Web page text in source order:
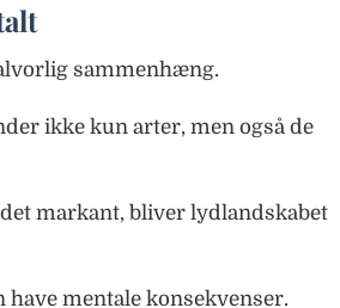
sammenhæng.
ikke kun arter, men også de
markant, bliver lydlandskabet
have mentale konsekvenser.